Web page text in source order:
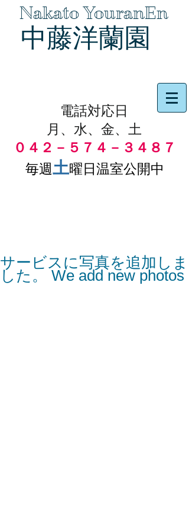
Nakato YouranEn
中藤洋蘭園
電話対応日
月、水、金、土
０４２－５７４－３４８７
毎週土曜日温室公開中
サービスに写真を追加しま
した。 We add new photos